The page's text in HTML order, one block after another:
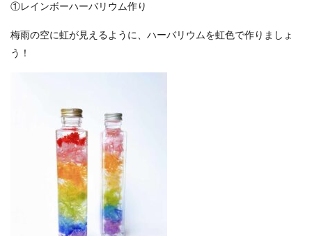
①レインボーハーバリウム作り
梅雨の空に虹が見えるように、ハーバリウムを虹色で作りましょ
う！